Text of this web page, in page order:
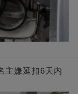
主嫌延扣6天内